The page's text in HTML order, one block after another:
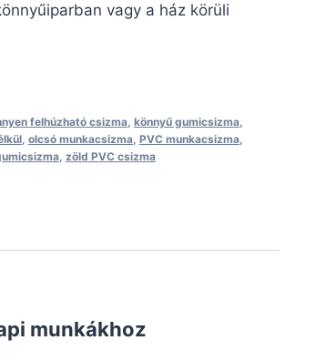
vagy a ház körüli
felhúzható csizma, könnyű gumicsizma,
, olcsó munkacsizma, PVC munkacsizma,
, zöld PVC csizma
munkákhoz